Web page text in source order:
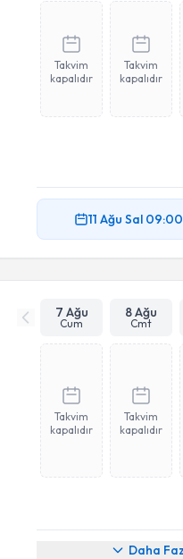
Takvim
kapalıdır
Takvim
kapalıdır
11 Ağu Sal 09:00
7 Ağu
Cum
8 Ağu
Cmt
Takvim
kapalıdır
Takvim
kapalıdır
Daha